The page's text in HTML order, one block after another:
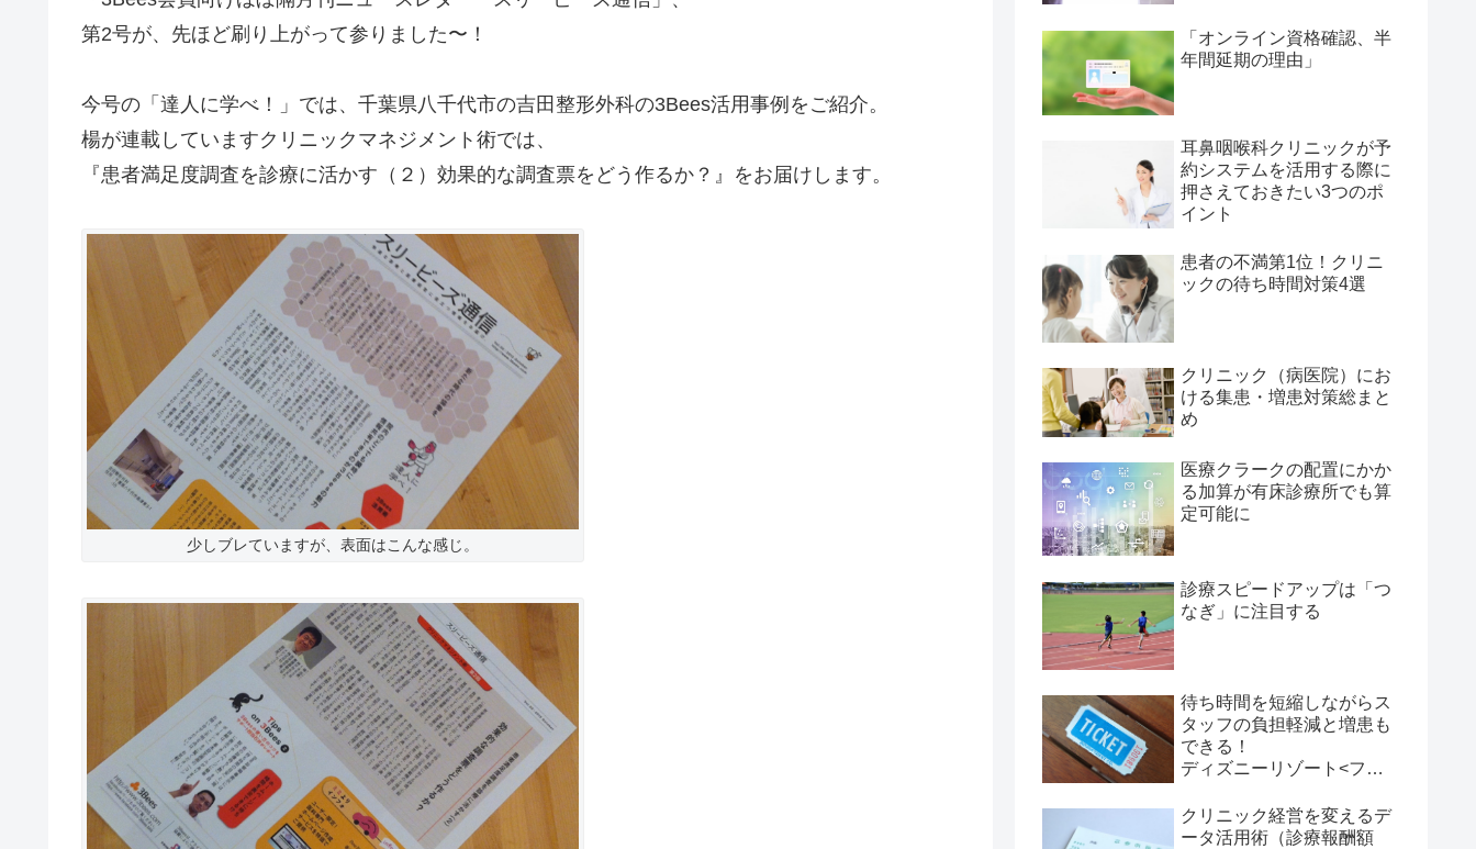
第2号が、先ほど刷り上がって参りました〜！
今号の「達人に学べ！」では、千葉県八千代市の吉田整形外科の3Bees活用事例をご紹介。
楊が連載していますクリニックマネジメント術では、
『患者満足度調査を診療に活かす（２）効果的な調査票をどう作るか？』をお届けします。
少しブレていますが、表面はこんな感じ。
「オンライン資格確認、半
年間延期の理由」
耳鼻咽喉科クリニックが予
約システムを活用する際に
押さえておきたい3つのポ
イント
患者の不満第1位！クリニ
ックの待ち時間対策4選
クリニック（病医院）にお
ける集患・増患対策総まと
め
医療クラークの配置にかか
る加算が有床診療所でも算
定可能に
診療スピードアップは「つ
なぎ」に注目する
待ち時間を短縮しながらス
タッフの負担軽減と増患も
できる！
ディズニーリゾート<ファ
帯予約」活用術 その１
クリニック経営を変えるデ
ータ活用術（診療報酬額